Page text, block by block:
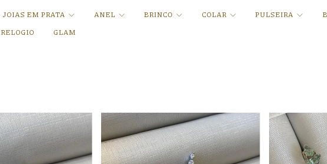
JOIAS EM PRATA ANEL BRINCO COLAR PULSEIRA
RELOGIO GLAM